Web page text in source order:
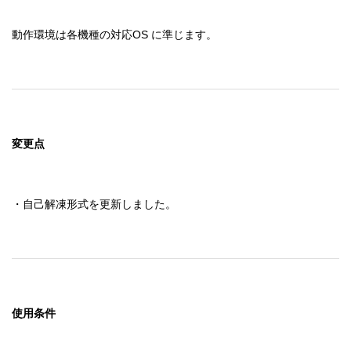
変更点
・自己解凍形式を更新しました。
使用条件